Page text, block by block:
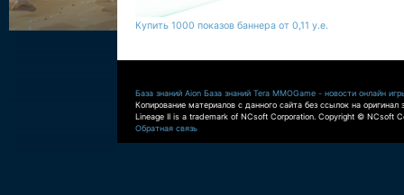
Купить 1000 показов баннера от 0,11 у.е.
База знаний Aion База знаний Tera MMOGame - новости онлайн
Копирование материалов с данного сайта без ссылок на оригинал
Lineage II is a trademark of NCsoft Corporation. Copyright © NCsoft
Обратная связь